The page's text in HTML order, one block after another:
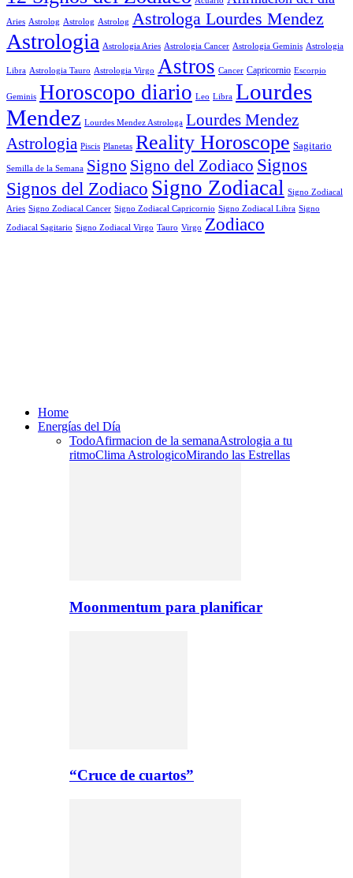
Aries Astrolog Astrolog Astrolog Astrologa Lourdes Mendez
Astrologia Astrologia Aries Astrologia Cancer Astrologia Geminis Astrologia
Libra Astrologia Tauro Astrologia Virgo Astros Cancer Capricornio Escorpio
Geminis Horoscopo diario Leo Libra Lourdes
Mendez Lourdes Mendez Astrologa Lourdes Mendez
Astrologia Piscis Planetas Reality Horoscope Sagitario
Semilla de la Semana Signo Signo del Zodiaco Signos
Signos del Zodiaco Signo Zodiacal Signo Zodiacal
Aries Signo Zodiacal Cancer Signo Zodiacal Capricornio Signo Zodiacal Libra Signo
Zodiacal Sagitario Signo Zodiacal Virgo Tauro Virgo Zodiaco
Home
Energías del Día
TodoAfirmacion de la semanaAstrologia a tu
ritmoClima AstrologicoMirando las Estrellas
Moonmentum para planificar
“Cruce de cuartos”